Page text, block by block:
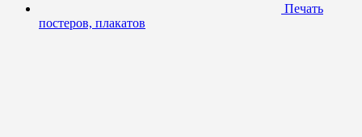
Печать
постеров, плакатов